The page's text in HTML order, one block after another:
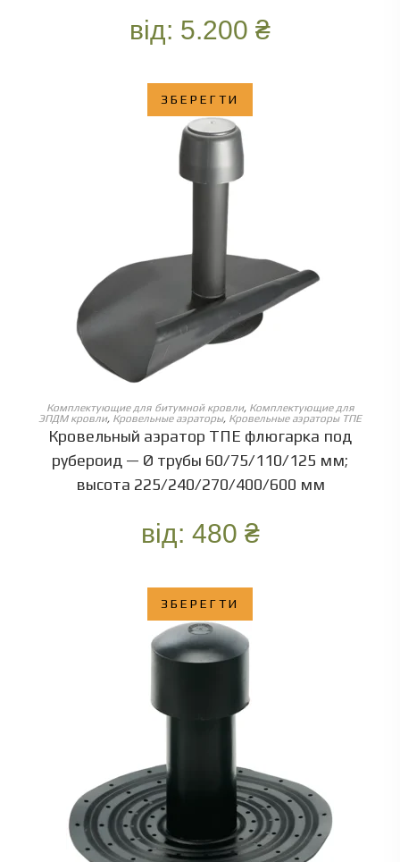
від: 5.200 ₴
ЗБЕРЕГТИ
ОБЕРІТЬ ОПЦІЇ
Комплектующие для битумной кровли, Комплектующие для
ЭПДМ кровли, Кровельные аэраторы, Кровельные аэраторы ТПЕ
Кровельный аэратор ТПЕ флюгарка под
рубероид — Ø трубы 60/75/110/125 мм;
высота 225/240/270/400/600 мм
від: 480 ₴
ЗБЕРЕГТИ